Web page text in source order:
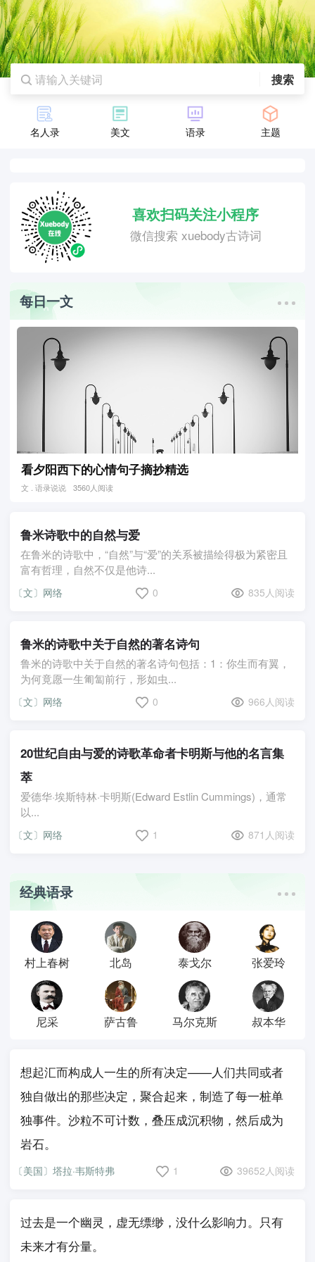
搜索
名人录 美文 语录 主题
喜欢扫码关注小程序
微信搜索 xuebody古诗词
每日一文
看夕阳西下的心情句子摘抄精选
文 . 语录说说 3560人阅读
鲁米诗歌中的自然与爱
在鲁米的诗歌中，“自然”与“爱”的关系被描绘得极为紧密且
富有哲理，自然不仅是他诗...
〔文〕网络 0 835人阅读
鲁米的诗歌中关于自然的著名诗句
鲁米的诗歌中关于自然的著名诗句包括：1：你生而有翼，
为何竟愿一生匍匐前行，形如虫...
〔文〕网络 0 966人阅读
20世纪自由与爱的诗歌革命者卡明斯与他的名言集
萃
爱德华·埃斯特林·卡明斯(Edward Estlin Cummings)，通常
以...
〔文〕网络 1 871人阅读
经典语录
村上春树 北岛 泰戈尔 张爱玲
尼采 萨古鲁 马尔克斯 叔本华
想起汇而构成人一生的所有决定——人们共同或者
独自做出的那些决定，聚合起来，制造了每一桩单
独事件。沙粒不可计数，叠压成沉积物，然后成为
岩石。
〔美国〕塔拉·韦斯特弗 1 39652人阅读
过去是一个幽灵，虚无缥缈，没什么影响力。只有
未来才有分量。